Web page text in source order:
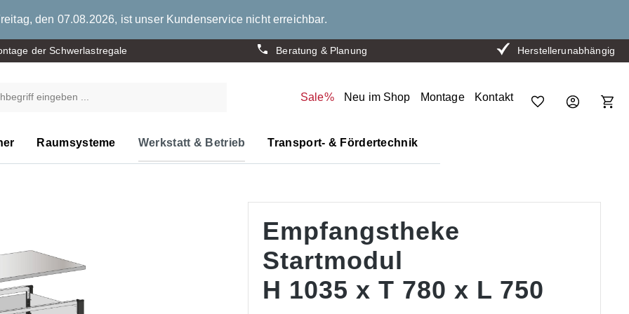
den 07.08.2026, ist unser Kundenservice nicht erreichbar.
der Schwerlastregale Beratung & Planung Herstellerunabhängig
Sale% Neu im Shop Montage Kontakt
Raumsysteme Werkstatt & Betrieb Transport- & Fördertechnik
Empfangstheke
Startmodul
H 1035 x T 780 x L 750